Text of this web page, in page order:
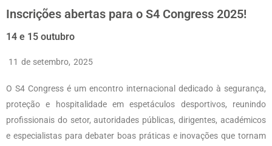
Inscrições abertas para o S4 Congress 2025!
14 e 15 outubro
11 de setembro, 2025
O S4 Congress é um encontro internacional dedicado à segurança,
proteção e hospitalidade em espetáculos desportivos, reunindo
profissionais do setor, autoridades públicas, dirigentes, académicos
e especialistas para debater boas práticas e inovações que tornam